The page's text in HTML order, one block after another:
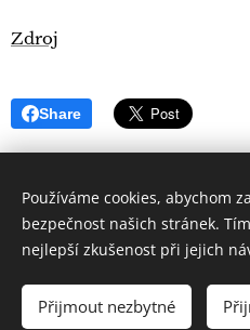
Zdroj
Share
Quintus
Všechna práva
Vytvořeno službou
Používáme cookies, abychom
bezpečnost našich stránek.
nejlepší zkušenost při jejich
Přijmout nezbytné